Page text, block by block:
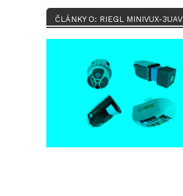
ČLÁNKY O: RIEGL MINIVUX-3UAV